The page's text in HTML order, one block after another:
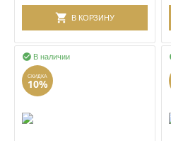
В КОРЗИНУ
В наличии

СКИДКА
10%